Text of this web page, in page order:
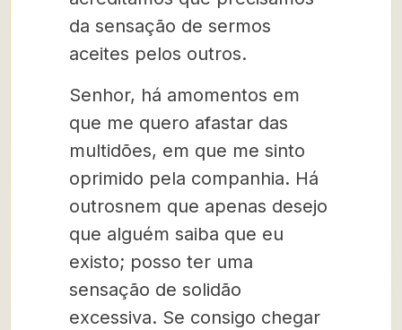
da sensação de sermos
aceites pelos outros.
Senhor, há amomentos em
que me quero afastar das
multidões, em que me sinto
oprimido pela companhia. Há
outrosnem que apenas desejo
que alguém saiba que eu
existo; posso ter uma
sensação de solidão
excessiva. Se consigo chegar